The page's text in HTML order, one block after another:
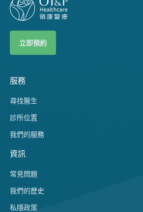
立即預約
服務
尋找醫生
診所位置
我們的服務
資訊
常見問題
我們的歷史
私隱政策